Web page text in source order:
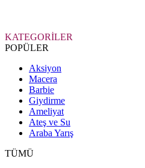
KATEGORİLER
POPÜLER
Aksiyon
Macera
Barbie
Giydirme
Ameliyat
Ateş ve Su
Araba Yarış
TÜMÜ